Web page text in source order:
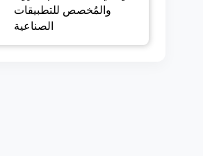
والمُخصص للتطبيقات
الصناعية